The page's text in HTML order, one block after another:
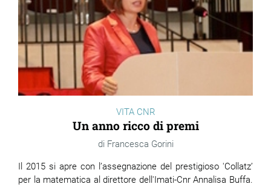
VITA CNR
Un anno ricco di premi
Francesca Gorini
Il 2015 si apre con l’assegnazione del prestigioso 'Collatz’
per la matematica al direttore dell'Imati-Cnr Annalisa Buffa.